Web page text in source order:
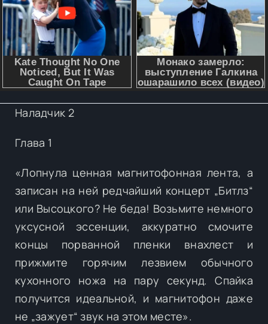
Наладчик 2
Глава 1
«Лопнула ценная магнитофонная лента, а
записан на ней редчайший концерт „Битлз“
или Высоцкого? Не беда! Возьмите немного
уксусной эссенции, аккуратно смочите
концы порванной пленки внахлест и
прижмите горячим лезвием обычного
кухонного ножа на пару секунд. Спайка
получится идеальной, и магнитофон даже
не „зажует“ звук на этом месте».